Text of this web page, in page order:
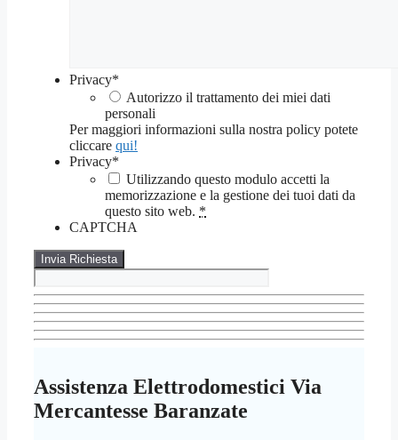
Privacy*
Autorizzo il trattamento dei miei dati
personali
Per maggiori informazioni sulla nostra policy potete
cliccare qui!
Privacy*
Utilizzando questo modulo accetti la
memorizzazione e la gestione dei tuoi dati da
questo sito web. *
CAPTCHA
Assistenza Elettrodomestici Via
Mercantesse Baranzate